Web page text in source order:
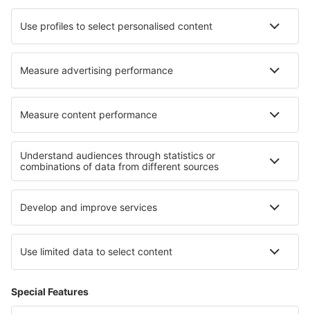
Ryanair
Lufthansa
Despre eSky
Blogul
Cariere
Termeni şi condiţii
Politica de Confidențialitate
Politică cookie
Asistenţă şi contact
Confidențialitate